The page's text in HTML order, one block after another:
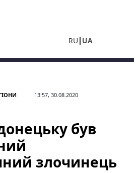
RU UA
13:57, 30.08.2020
був
злочинець